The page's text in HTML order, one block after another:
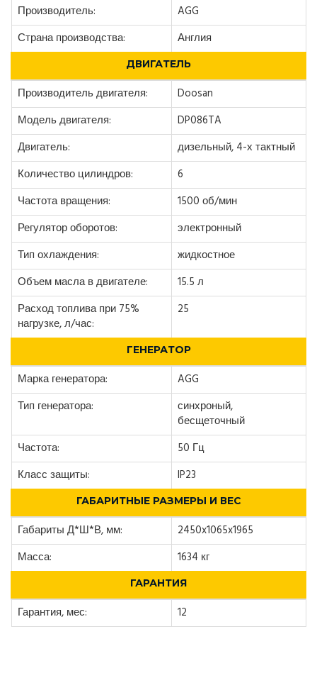
Производитель:
AGG
Страна производства:
Англия
ДВИГАТЕЛЬ
Производитель двигателя:
Doosan
Модель двигателя:
DP086TA
Двигатель:
дизельный, 4-х тактный
Количество цилиндров:
6
Частота вращения:
1500 об/мин
Регулятор оборотов:
электронный
Тип охлаждения:
жидкостное
Объем масла в двигателе:
15.5 л
Расход топлива при 75%
нагрузке, л/час:
25
ГЕНЕРАТОР
Марка генератора:
AGG
Тип генератора:
синхроный,
бесщеточный
Частота:
50 Гц
Класс защиты:
IP23
ГАБАРИТНЫЕ РАЗМЕРЫ И ВЕС
Габариты Д*Ш*В, мм:
2450x1065x1965
Масса:
1634 кг
ГАРАНТИЯ
Гарантия, мес: 12